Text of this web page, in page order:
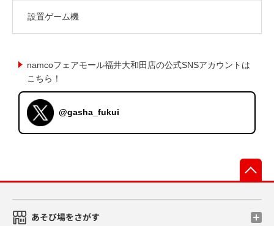
設置ゲーム機
namcoフェアモール福井大和田店の公式SNSアカウントは
こちら！
@gasha_fukui
あそび場をさがす